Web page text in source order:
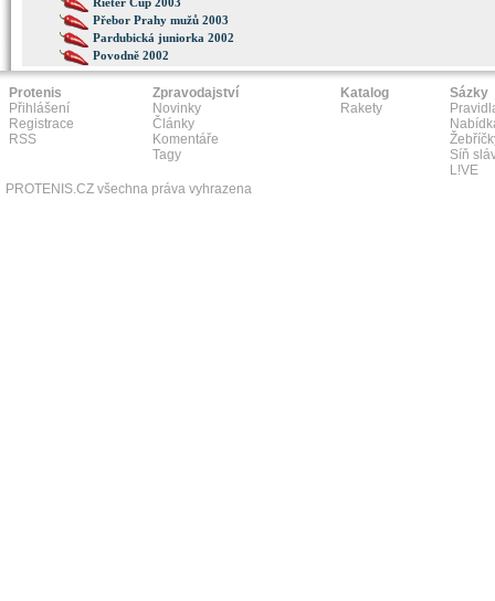
Přebor Prahy mužů 2003
Pardubická juniorka 2002
Povodně 2002
Protenis
Přihlášení
Registrace
RSS
Zpravodajství
Novinky
Články
Komentáře
Tagy
Katalog
Rakety
Sázky
Síň
L!VE
PROTENIS.CZ všechna práva vyhrazena